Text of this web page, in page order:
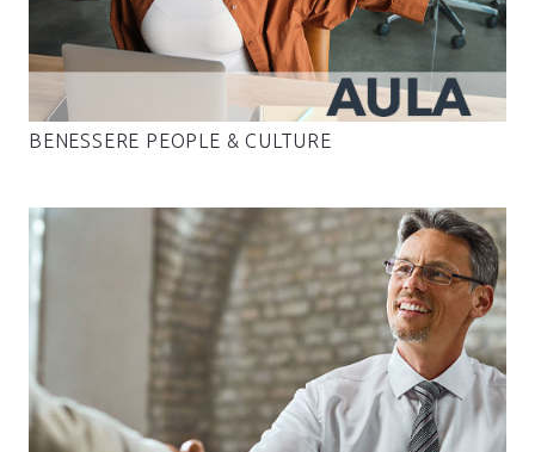
BENESSERE PEOPLE & CULTURE